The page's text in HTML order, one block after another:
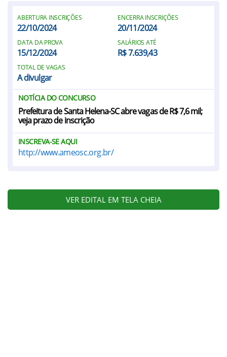
ABERTURA INSCRIÇÕES
22/10/2024
ENCERRA INSCRIÇÕES
20/11/2024
DATA DA PROVA
15/12/2024
SALÁRIOS ATÉ
R$ 7.639,43
TOTAL DE VAGAS
A divulgar
NOTÍCIA DO CONCURSO
Prefeitura de Santa Helena-SC abre vagas de R$ 7,6 mil;
veja prazo de inscrição
INSCREVA-SE AQUI
http://www.ameosc.org.br/
VER EDITAL EM TELA CHEIA